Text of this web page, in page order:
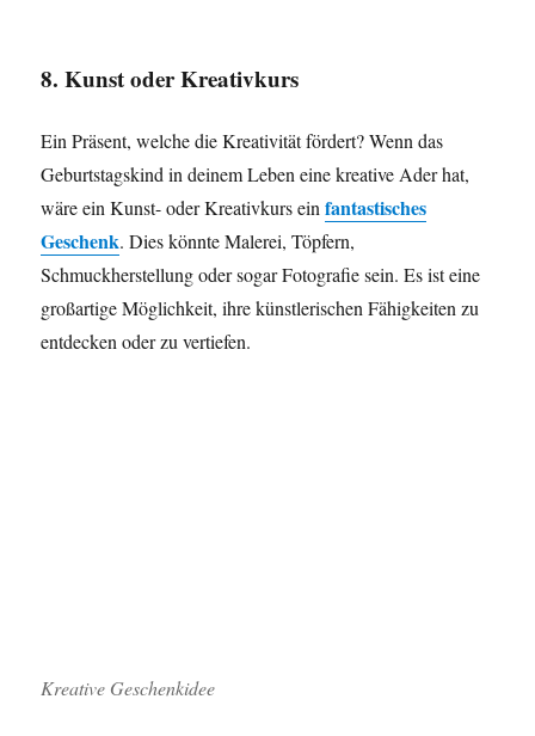
8. Kunst oder Kreativkurs
Ein Präsent, welche die Kreativität fördert? Wenn das
Geburtstagskind in deinem Leben eine kreative Ader hat,
wäre ein Kunst- oder Kreativkurs einfantastisches
Geschenk. Dies könnte Malerei, Töpfern,
Schmuckherstellung oder sogar Fotografie sein. Es ist eine
großartige Möglichkeit, ihre künstlerischen Fähigkeiten zu
entdecken oder zu vertiefen.
Kreative Geschenkidee